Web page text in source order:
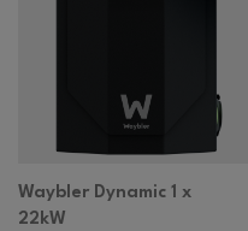
Waybler Dynamic 1 x
22kW